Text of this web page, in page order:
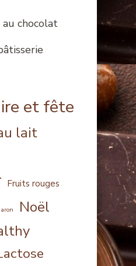
chocolat
et fête
lait
Fruits rouges
Noël